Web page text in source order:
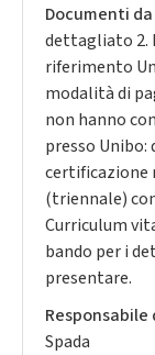
Documenti
dettagliato 2.
riferimento
modalità di
non hanno
presso
certificazione
(triennale)
Curriculum
bando per i
presentare.
Spada